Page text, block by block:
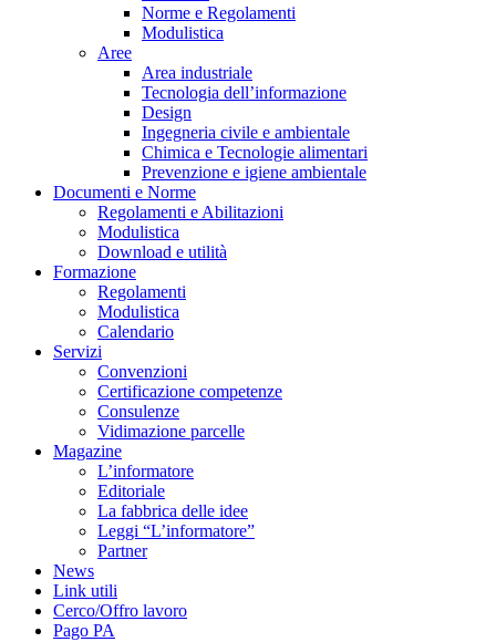
Norme e Regolamenti
Modulistica
Aree
Area industriale
Tecnologia dell’informazione
Design
Ingegneria civile e ambientale
Chimica e Tecnologie alimentari
Prevenzione e igiene ambientale
Documenti e Norme
Regolamenti e Abilitazioni
Modulistica
Download e utilità
Formazione
Regolamenti
Modulistica
Calendario
Servizi
Convenzioni
Certificazione competenze
Consulenze
Vidimazione parcelle
Magazine
L’informatore
Editoriale
La fabbrica delle idee
Leggi “L’informatore”
Partner
News
Link utili
Cerco/Offro lavoro
Pago PA